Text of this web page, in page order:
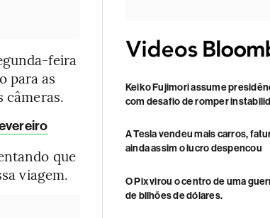
feira
para as
câmeras.
que
viagem.
Keiko Fujimori assume
com desafio de romper
A Tesla vendeu mais carros,
ainda assim o lucro despencou
O Pix virou o centro de uma
de bilhões de dólares.